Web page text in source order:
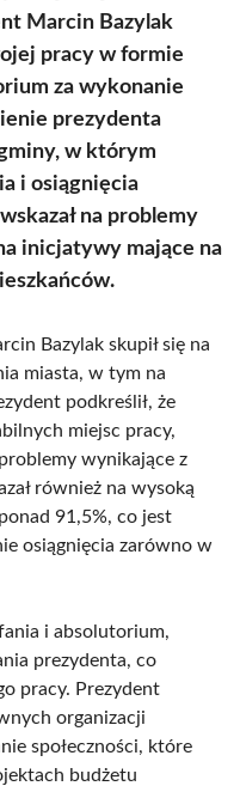
Marcin Bazylak
pracy w formie
za wykonanie
prezydenta
w którym
i osiągnięcia
na problemy
inicjatywy mające na
Bazylak skupił się na
miasta, w tym na
podkreślił, że
miejsc pracy,
wynikające z
również na wysoką
91,5%, co jest
osiągnięcia zarówno w
i absolutorium,
prezydenta, co
pracy. Prezydent
organizacji
społeczności, które
budżetu